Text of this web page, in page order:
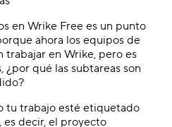
en Wrike Free es un punto
ahora los equipos de
en Wrike, pero es
qué las subtareas son
tu trabajo esté etiquetado
es decir, el proyecto